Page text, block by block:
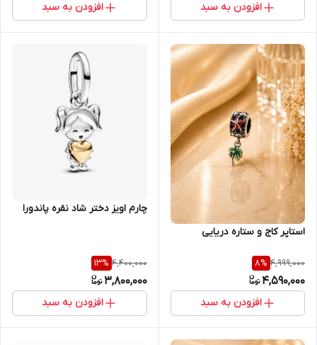
افزودن به سبد افزودن به سبد
استاپر کاج و ستاره دریایی
4,999,000
8%
4,590,000
افزودن به سبد
چارم اویز دختر شاد نقره پاندورا
4,400,000
13%
3,800,000
افزودن به سبد